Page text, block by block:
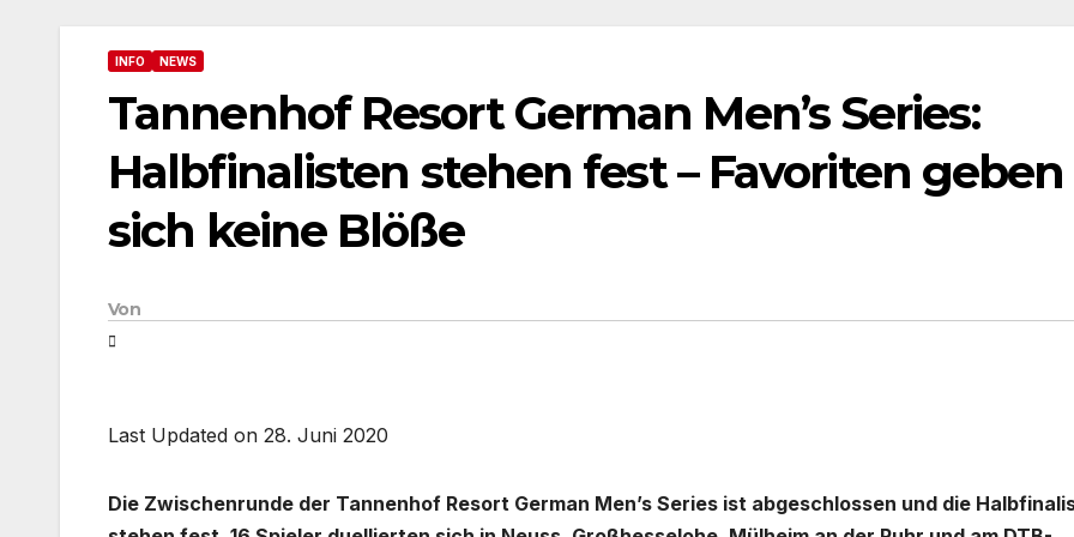
INFO NEWS
Tannenhof Resort German Men’s Series:
Halbfinalisten stehen fest – Favoriten geben
sich keine Blöße
Von
Last Updated on 28. Juni 2020
Die Zwischenrunde der Tannenhof Resort German Men’s Series ist abgeschlossen und die